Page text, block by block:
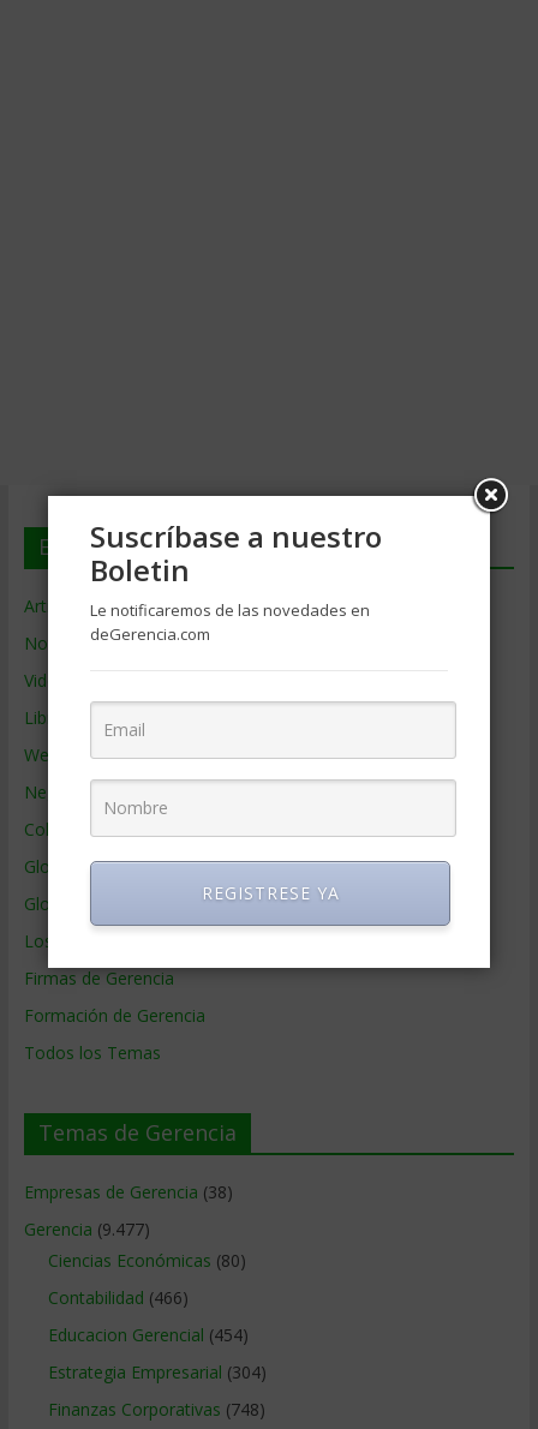
En deGerencia.com
Artículos de Gerencia
Noticias de Gerencia
Videos de Gerencia
Libros de Gerencia
Webs de Gerencia
Negocios por País
Colaboradores de Gerencia
Glosario
Glosario Inglés – Español
Los mejores MBA
Firmas de Gerencia
Formación de Gerencia
Todos los Temas
Temas de Gerencia
Empresas de Gerencia (38)
Gerencia (9.477)
Ciencias Económicas (80)
Contabilidad (466)
Educacion Gerencial (454)
Estrategia Empresarial (304)
Finanzas Corporativas (748)
Suscríbase a nuestro
Boletin
Le notificaremos de las novedades en
deGerencia.com
REGISTRESE YA